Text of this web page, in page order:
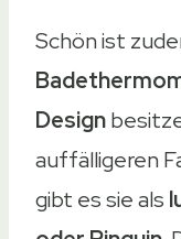
Schön ist
Design
auffälligeren
gibt es sie als